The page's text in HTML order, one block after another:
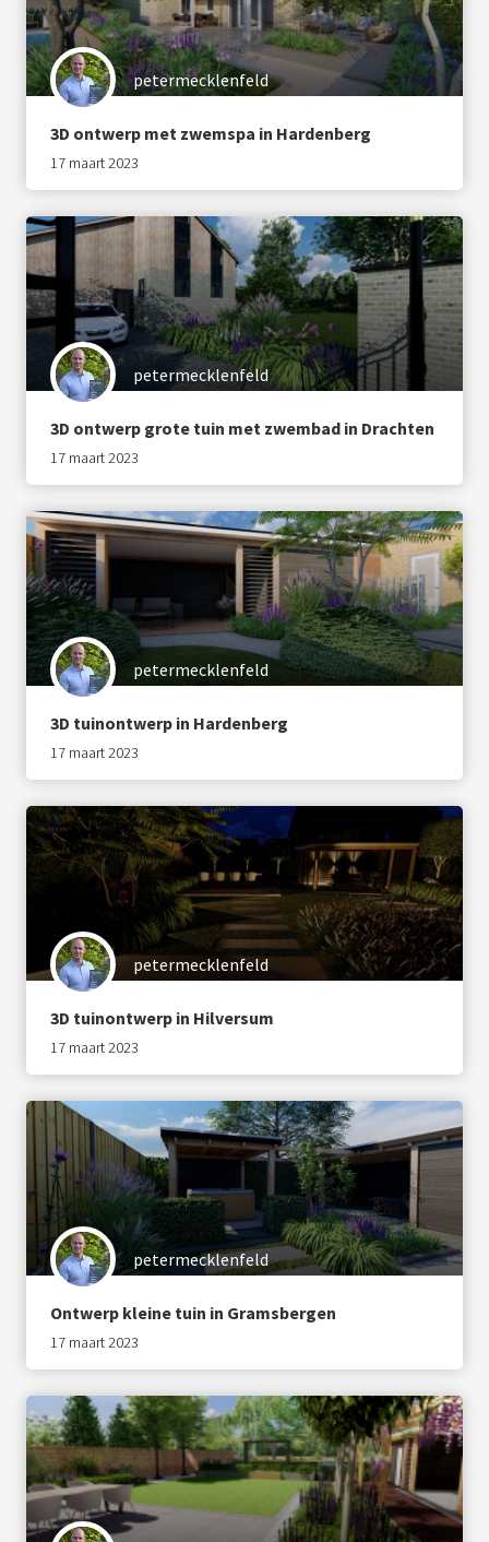
petermecklenfeld
3D ontwerp met zwemspa in Hardenberg
17 maart 2023
petermecklenfeld
3D ontwerp grote tuin met zwembad in Drachten
17 maart 2023
petermecklenfeld
3D tuinontwerp in Hardenberg
17 maart 2023
petermecklenfeld
3D tuinontwerp in Hilversum
17 maart 2023
petermecklenfeld
Ontwerp kleine tuin in Gramsbergen
17 maart 2023